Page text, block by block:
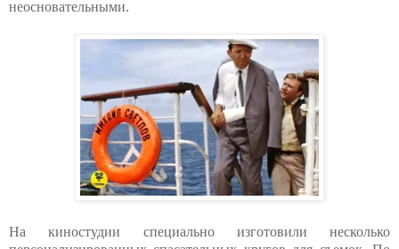
неосновательными.
На киностудии специально изготовили несколько